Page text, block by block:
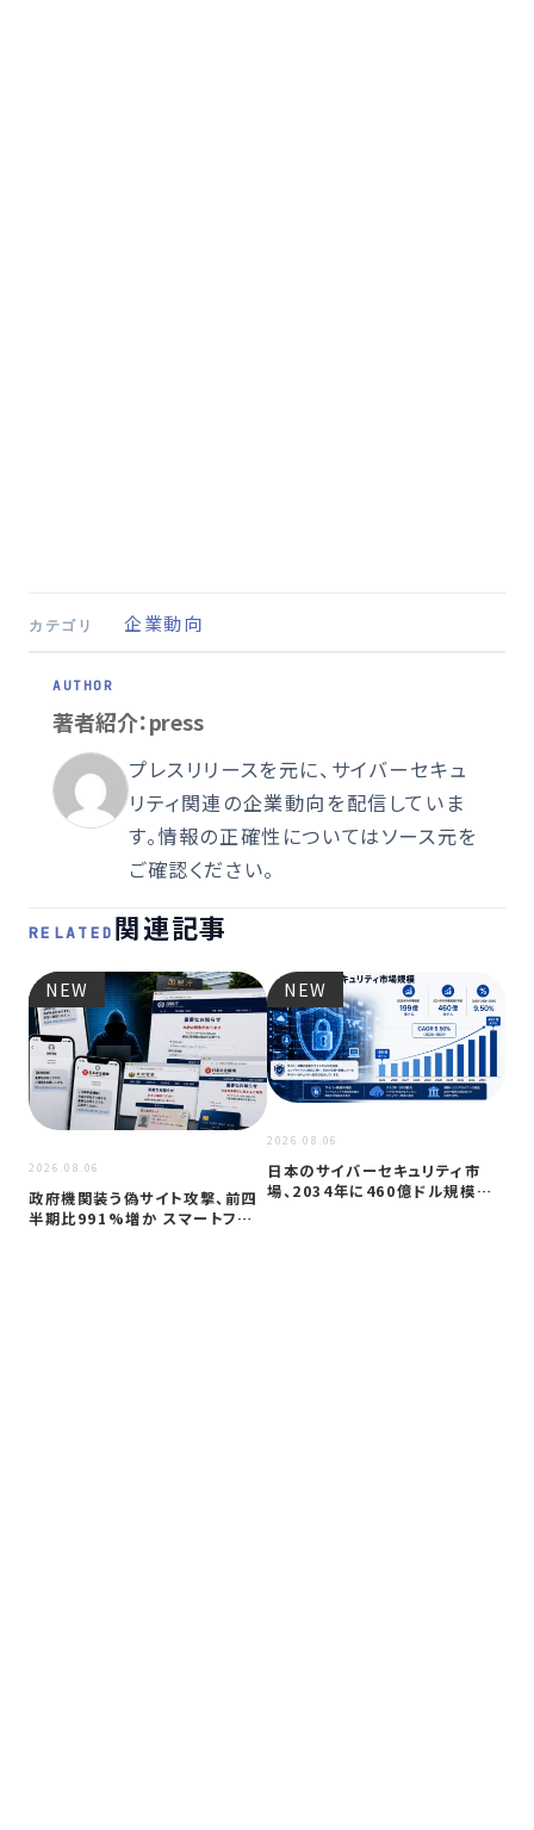
カテゴリ 企業動向
著者紹介：press
プレスリリースを元に、サイバーセキュ
リティ関連の企業動向を配信していま
す。情報の正確性についてはソース元を
ご確認ください。
RELATED 関連記事
NEW
2026.08.06
政府機関装う偽サイト攻撃、前四
半期比991%増か スマートフォン
NEW
2026.08.06
日本のサイバーセキュリティ市
場、2034年に460億ドル規模へ